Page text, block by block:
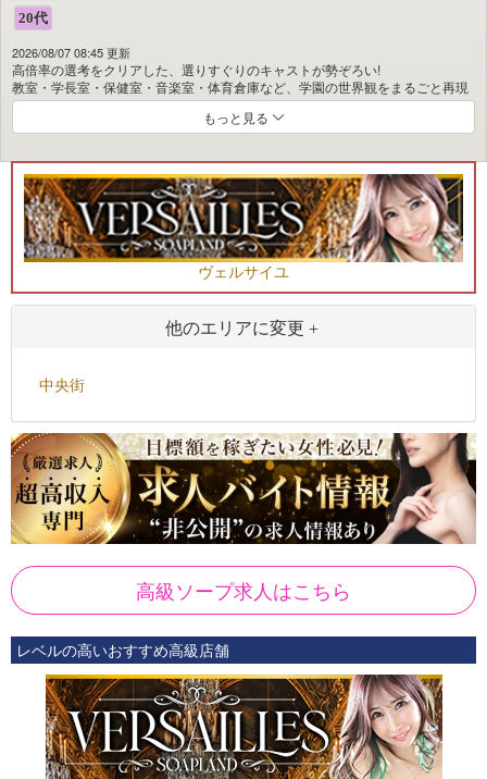
2026/08/07 08:45 更新
高倍率の選考をクリアした、選りすぐりのキャストが勢ぞろい!
教室・学長室・保健室・音楽室・体育倉庫など、学園の世界観をまるごと再現
♪
ご来店時のヒアリングをもとに、お好みの“大人向け設定”で思いきり楽しめま
す☆
新メンバーも続々と登場予定!
最新情報は随時更新中なので、ぜひ当学園のHPをチェックしてくださいね♪
もっと見る
ヴェルサイユ
他のエリアに変更
中央街
高級ソープ求人はこちら
レベルの高いおすすめ高級店舗